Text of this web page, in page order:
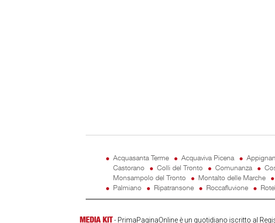
Acquasanta Terme Acquaviva Picena
Castorano
Colli del Tronto Comunanza
Monsampolo del Tronto
Montalto delle Marche
Palmiano
Ripatransone Roccafluvione
MEDIA KIT- PrimaPaginaOnline è un quotidiano iscritto al